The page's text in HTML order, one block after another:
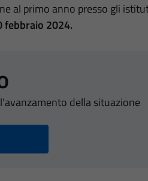
al primo anno presso gli
febbraio 2024.
della situazione